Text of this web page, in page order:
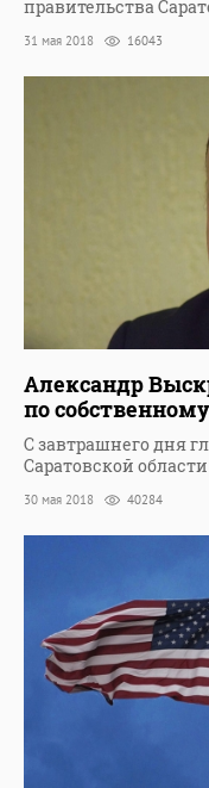
правительства
31 мая 2018 16043
Александр
по
С завтрашнего дня
Саратовской области
30 мая 2018 40284